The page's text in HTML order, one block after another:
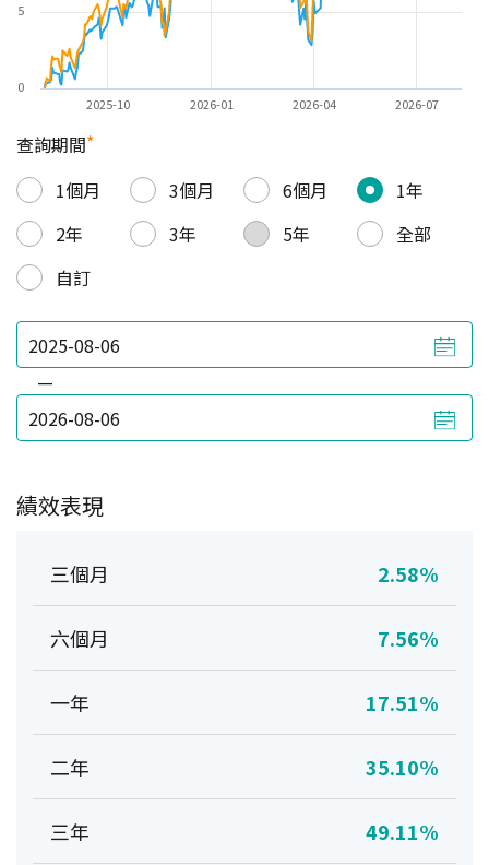
2025-10 2026-01 2026-04 2026-07
0
5
查詢期間*
1個月
3個月 6個月
1年
2年
3年 5年
全部
自訂
—
績效表現
三個月 2.58%
六個月 7.56%
一年 17.51%
二年 35.10%
三年 49.11%